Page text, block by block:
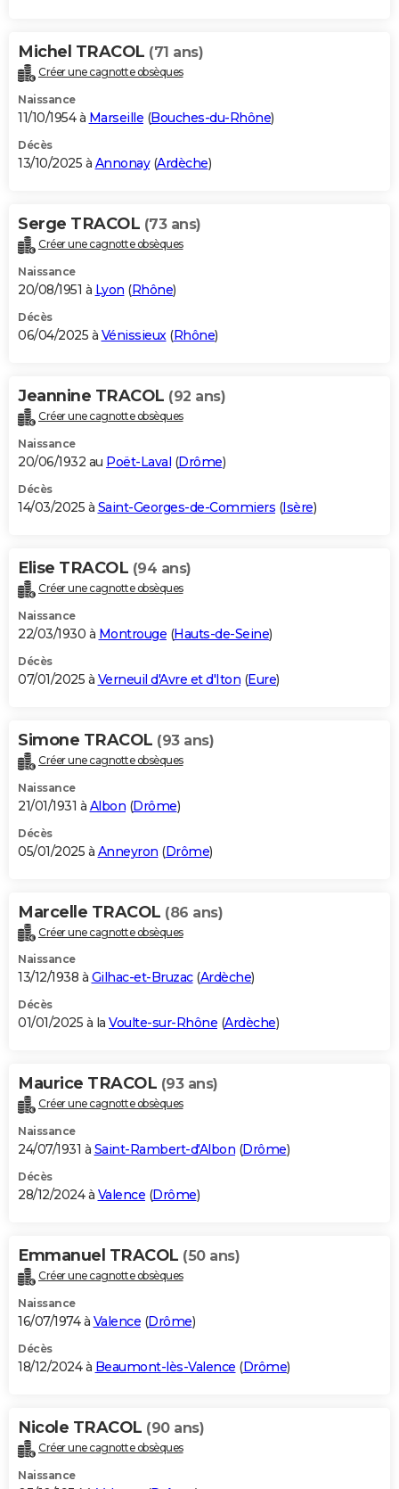
Michel TRACOL (71 ans)
Créer une cagnotte obsèques
Naissance
11/10/1954 à Marseille (Bouches-du-Rhône)
Décès
13/10/2025 à Annonay(Ardèche)
Serge TRACOL (73 ans)
Créer une cagnotte obsèques
Naissance
20/08/1951 à Lyon (Rhône)
Décès
06/04/2025 à Vénissieux(Rhône)
Jeannine TRACOL (92 ans)
Créer une cagnotte obsèques
Naissance
20/06/1932 au Poët-Laval (Drôme)
Décès
14/03/2025 à Saint-Georges-de-Commiers (Isère)
Elise TRACOL (94 ans)
Créer une cagnotte obsèques
Naissance
22/03/1930 à Montrouge (Hauts-de-Seine)
Décès
07/01/2025 à Verneuil d'Avre et d'Iton (Eure)
Simone TRACOL (93 ans)
Créer une cagnotte obsèques
Naissance
21/01/1931 à Albon (Drôme)
Décès
05/01/2025 à Anneyron (Drôme)
Marcelle TRACOL (86 ans)
Créer une cagnotte obsèques
Naissance
13/12/1938 à Gilhac-et-Bruzac(Ardèche)
Décès
01/01/2025 à la Voulte-sur-Rhône (Ardèche)
Maurice TRACOL (93 ans)
Créer une cagnotte obsèques
Naissance
24/07/1931 à Saint-Rambert-d'Albon (Drôme)
Décès
28/12/2024 à Valence (Drôme)
Emmanuel TRACOL (50 ans)
Créer une cagnotte obsèques
Naissance
16/07/1974 à Valence (Drôme)
Décès
18/12/2024 à Beaumont-lès-Valence (Drôme)
Nicole TRACOL (90 ans)
Créer une cagnotte obsèques
Naissance